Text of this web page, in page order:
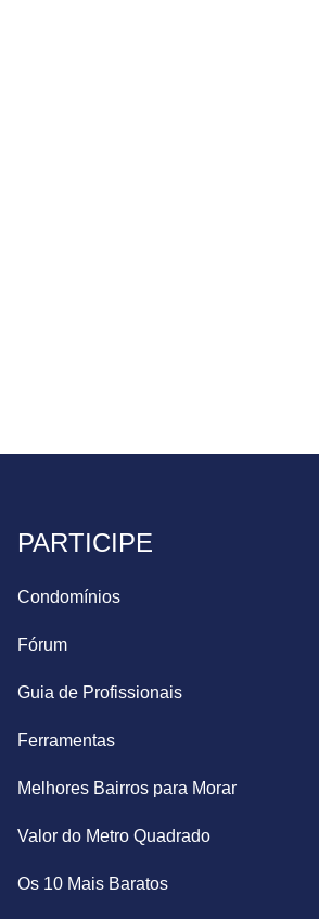
PARTICIPE
Condomínios
Fórum
Guia de Profissionais
Ferramentas
Melhores Bairros para Morar
Valor do Metro Quadrado
Os 10 Mais Baratos